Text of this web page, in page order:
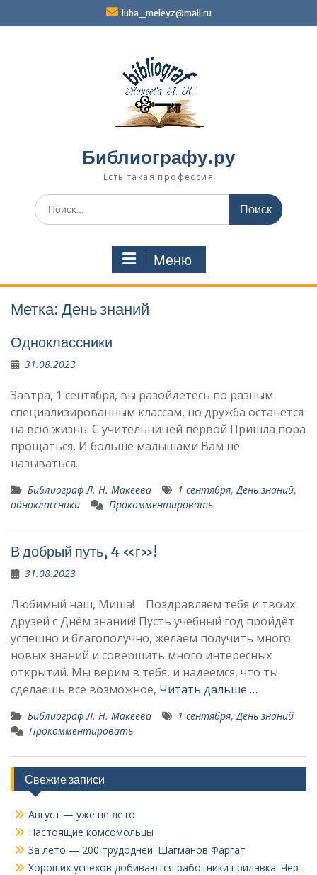
luba_meleyz@mail.ru
Библиографу.ру
Есть такая профессия
Поиск
по:
Меню
Метка: День знаний
Одноклассники
31.08.2023
Завтра, 1 сентября, вы разойдетесь по разным
специализированным классам, но дружба останется
на всю жизнь. С учительницей первой Пришла пора
прощаться, И больше малышами Вам не
называться.
Библиограф Л. Н. Макеева 1 сентября,День знаний,
одноклассники
Прокомментировать
В добрый путь, 4 «г»!
31.08.2023
Любимый наш, Миша! Поздравляем тебя и твоих
друзей с Днём знаний! Пусть учебный год пройдёт
успешно и благополучно, желаем получить много
новых знаний и совершить много интересных
открытий. Мы верим в тебя, и надеемся, что ты
сделаешь все возможное, Читать дальше …
Библиограф Л. Н. Макеева 1 сентября,День знаний
Прокомментировать
Свежие записи
Август — уже не лето
Настоящие комсомольцы
За лето — 200 трудодней. Шагманов Фаргат
Хороших успехов добиваются работники прилавка. Чер­